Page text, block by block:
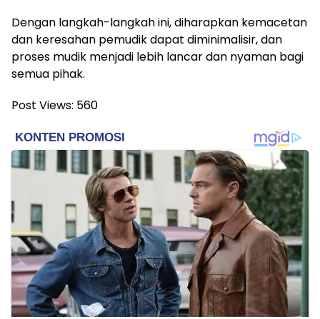
Dengan langkah-langkah ini, diharapkan kemacetan
dan keresahan pemudik dapat diminimalisir, dan
proses mudik menjadi lebih lancar dan nyaman bagi
semua pihak.
Post Views: 560